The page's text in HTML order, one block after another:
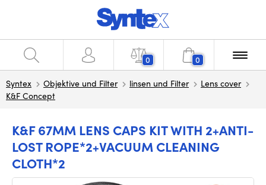
0 0
Syntex Objektive und Filter linsen und Filter
Lens cover
K&F Concept
K&F 67MM LENS CAPS KIT WITH 2+ANTI-
LOST ROPE*2+VACUUM CLEANING
CLOTH*2